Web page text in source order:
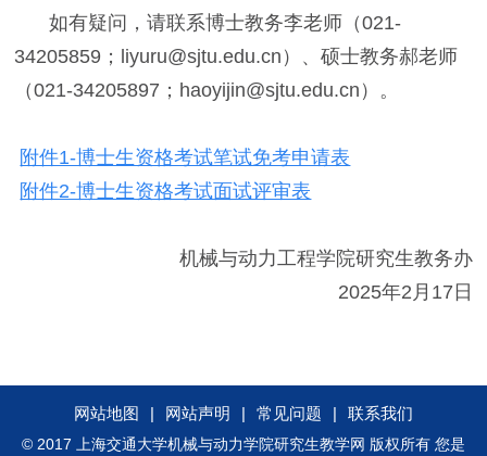
如有疑问，请联系博士教务李老师（021-
34205859；liyuru@sjtu.edu.cn）、硕士教务郝老师
（021-34205897；haoyijin@sjtu.edu.cn）。
附件1-博士生资格考试笔试免考申请表
附件2-博士生资格考试面试评审表
机械与动力工程学院研究生教务办
2025年2月17日
网站地图 | 网站声明 | 常见问题 | 联系我们
© 2017 上海交通大学机械与动力学院研究生教学网 版权所有 您是